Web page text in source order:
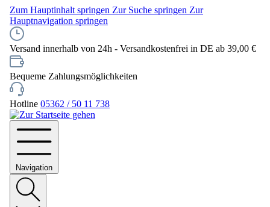
Zum Hauptinhalt springen Zur Suche springen Zur
Hauptnavigation springen
Versand innerhalb von 24h - Versandkostenfrei in DE ab 39,00 €
Bequeme Zahlungsmöglichkeiten
Hotline 05362 / 50 11 738
Navigation